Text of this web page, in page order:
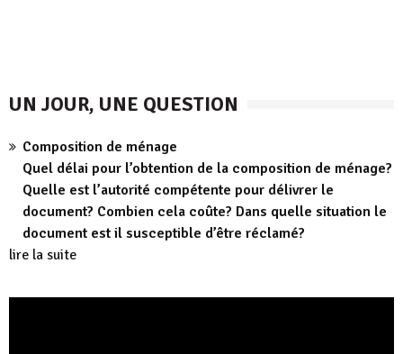
UN JOUR, UNE QUESTION
Composition de ménage
Quel délai pour l’obtention de la composition de ménage?
Quelle est l’autorité compétente pour délivrer le
document? Combien cela coûte? Dans quelle situation le
document est il susceptible d’être réclamé?
lire la suite